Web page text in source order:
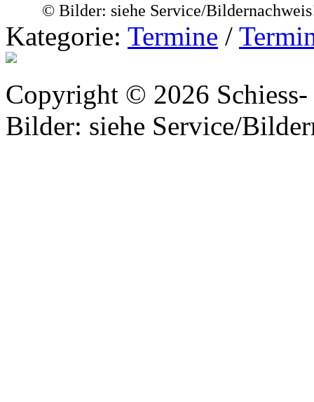
© Bilder: siehe Service/
Kategorie: Termine /
Copyright © 2026
Bilder: siehe Service/